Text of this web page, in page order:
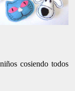
cosiendo todos